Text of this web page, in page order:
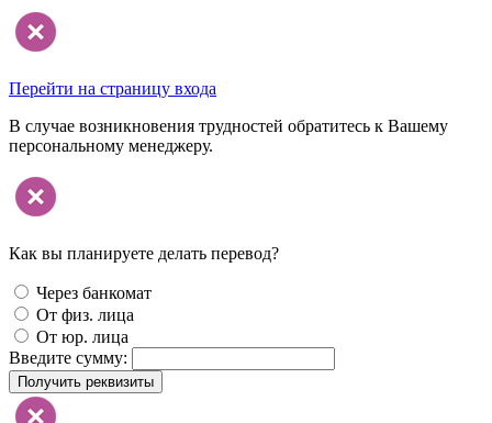
Перейти на страницу входа
В случае возникновения трудностей обратитесь к Вашему
персональному менеджеру.
Как вы планируете делать перевод?
Через банкомат
От физ. лица
От юр. лица
Введите сумму:
Получить реквизиты